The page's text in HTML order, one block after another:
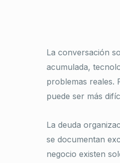
La conversación
acumulada,
problemas reales.
puede ser más
La deuda
se documentan
negocio existen